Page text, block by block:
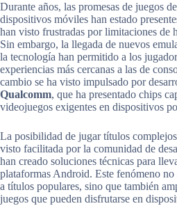
Durante años, las promesas de juegos
dispositivos móviles han estado
han visto frustradas por limitaciones de
Sin embargo, la llegada de nuevos
la tecnología han permitido a los
experiencias más cercanas a las de
cambio se ha visto impulsado por
Qualcomm, que ha presentado chips
videojuegos exigentes en dispositivos
La posibilidad de jugar títulos
visto facilitada por la comunidad de
han creado soluciones técnicas para
plataformas Android. Este fenómeno no
a títulos populares, sino que también
juegos que pueden disfrutarse en